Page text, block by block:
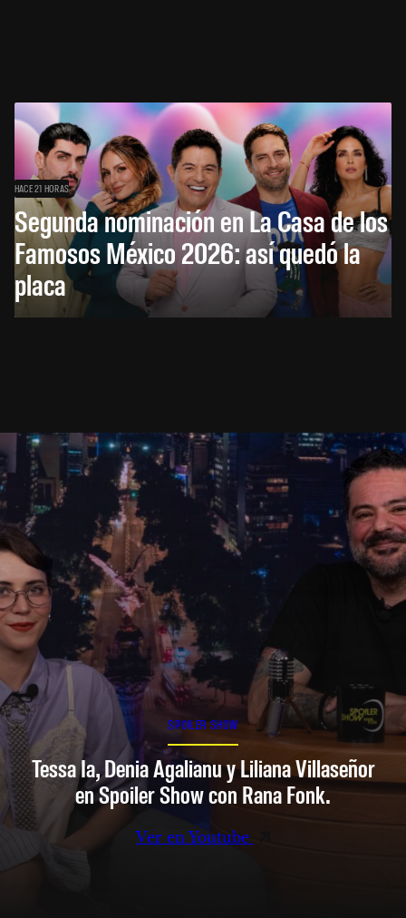
HACE 21 HORAS
Segunda nominación en La Casa de los
Famosos México 2026: así quedó la
placa
SPOILER SHOW
Tessa Ia, Denia Agalianu y Liliana Villaseñor
en Spoiler Show con Rana Fonk.
Ver en Youtube